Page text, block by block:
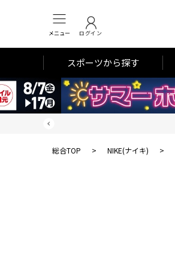
メニュー ログイン
スポーツから探す
総合TOP > NIKE(ナイキ) >